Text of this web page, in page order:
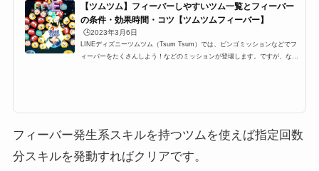
【ツムツム】フィーバーしやすいツム一覧とフィーバー
の条件・効果時間・コツ【ツムツムフィーバー】
🕒️2023年3月6日
LINEディズニーツムツム（Tsum Tsum）では、ビンゴミッションなどでフ
ィーバーをたくさんしよう！などのミッションが登場します。ですが、なか
らに、ビンゴミッションやイベ...
フィーバー発生系スキルを持つツムを使えば指定回数
分スキルを発動すればクリアです。